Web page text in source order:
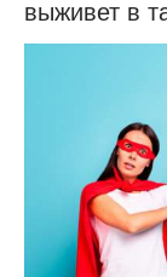
выживет в